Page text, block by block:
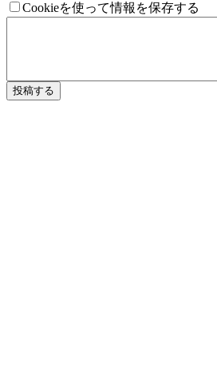
Cookieを使って情報を保存する